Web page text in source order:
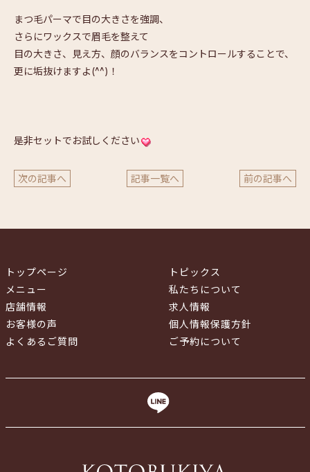
まつ毛パーマで目の大きさを強調、
さらにワックスで眉毛を整えて
目の大きさ、見え方、顔のバランスをコントロールすることで、
更に垢抜けますよ(^^)！
是非セットでお試しください
次の記事へ 記事一覧へ 前の記事へ
トップページ
メニュー
店舗情報
お客様の声
よくあるご質問
トピックス
私たちについて
求人情報
個人情報保護方針
ご予約について